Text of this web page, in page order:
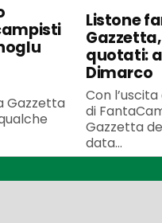
Gazzetta
Listone
quotati:
Dimarco
Con
di
Gazzetta
data...